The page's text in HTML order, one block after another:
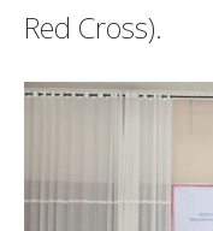
Red Cross).